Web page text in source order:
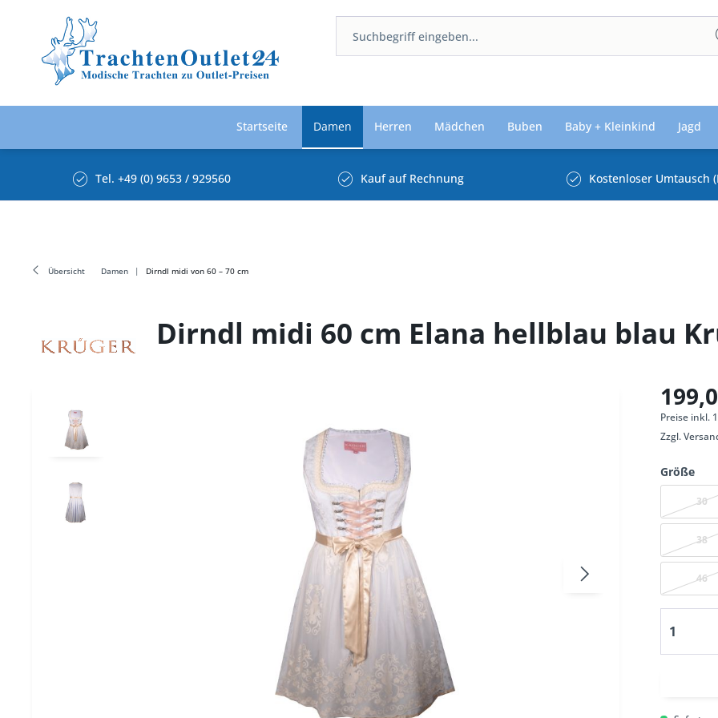
Startseite Damen Herren Mädchen Buben Baby + Kleinkind Jagd
Tel. +49 (0) 9653 / 929560 Kauf auf Rechnung Kostenloser Umtausch
Übersicht Damen Dirndl midi von 60 – 70 cm
Dirndl midi 60 cm Elana hellblau blau
Preise inkl.
Zzgl.
Größe
30
38
46